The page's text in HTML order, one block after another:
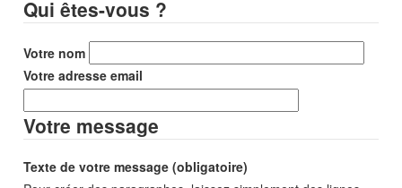
Qui êtes-vous ?
Votre nom
Votre adresse email
Votre message
Texte de votre message (obligatoire)